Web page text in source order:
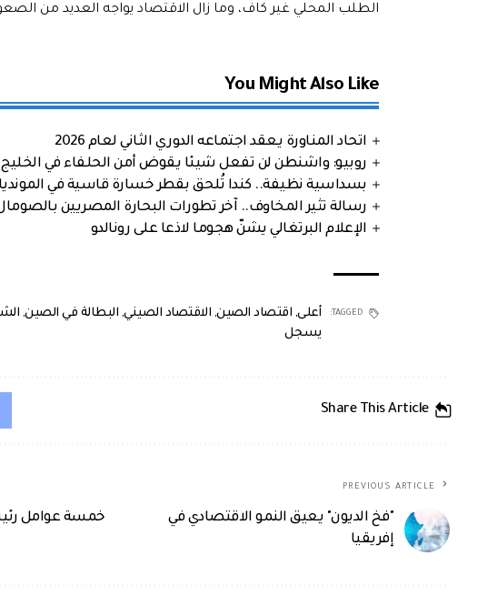
الطلب المحلي غير كاف، وما زال الاقتصاد يواجه العديد من
You Might Also Like
اتحاد المناورة يعقد اجتماعه الدوري الثاني لعام 2026
روبيو: واشنطن لن تفعل شيئا يقوض أمن الحلفاء في الخليج
بسداسية نظيفة.. كندا تُلحق بقطر خسارة قاسية في
رسالة تثير المخاوف.. آخر تطورات البحارة المصريين
الإعلام البرتغالي يشنّ هجوما لاذعا على رونالدو
TAGGED: أعلى, اقتصاد الصين, الاقتصاد الصيني, البطالة في الصين,
يسجل
Share This Article
PREVIOUS ARTICLE
"فخ الديون" يعيق النمو الاقتصادي في
إفريقيا
خمسة عوامل